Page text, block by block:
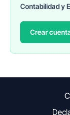
Contabilidad y
Crear
Hablemos
Pedir